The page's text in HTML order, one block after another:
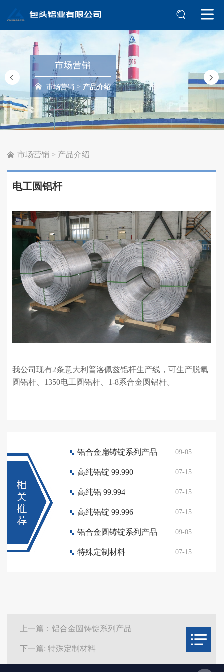
市场营销
市场营销 > 产品介绍
市场营销 > 产品介绍
电工圆铝杆
我公司现有2条意大利普洛佩兹铝杆生产线，可生产脱氧
圆铝杆、1350电工圆铝杆、1-8系合金圆铝杆。
铝合金扁铸锭系列产品 09-05
高纯铝锭 99.990 07-15
高纯铝 99.994 07-15
高纯铝锭 99.996 07-15
铝合金圆铸锭系列产品 09-05
特殊定制材料 07-15
上一篇：铝合金圆铸锭系列产品
下一篇: 特殊定制材料